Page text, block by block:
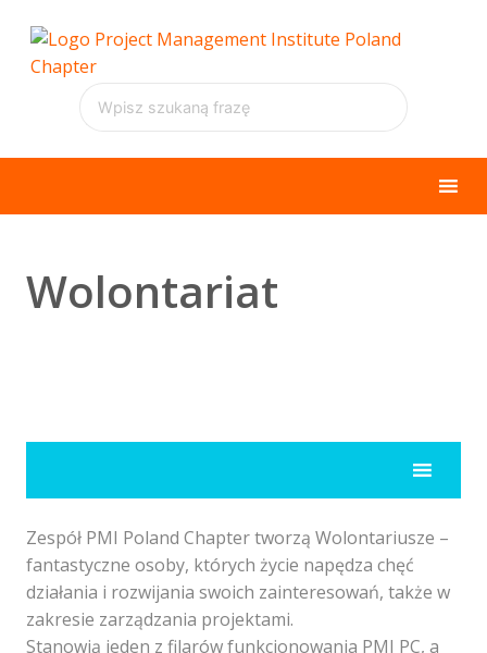
Wolontariat
Zespół PMI Poland Chapter tworzą Wolontariusze –
fantastyczne osoby, których życie napędza chęć
działania i rozwijania swoich zainteresowań, także w
zakresie zarządzania projektami.
Stanowią jeden z filarów funkcjonowania PMI PC, a